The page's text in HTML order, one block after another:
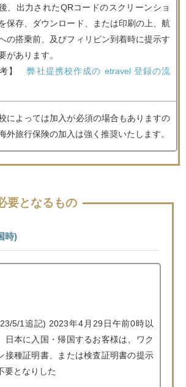
、出力されたQRコードのスクリーンショ
保存、ダウンロード、または印刷の上、航
の搭乗前、及びフィリピン到着時に提示す
があります。
】
弊社提携校作成の etravel 登録の流
によっては加入が必須の場合もありますの
外旅行保険の加入は強く推奨いたします。
要となるもの
時)
5/1追記) 2023年4月29日午前0時以
日本に入国・帰国するお客様は、ワク
接種証明書、または検査証明書の提示
要となりした